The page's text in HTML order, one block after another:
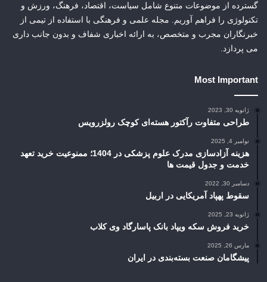
گسترده از موضوعات متنوع شامل سیاست، اقتصاد، فرهنگ، ورزش و
تکنولوژی را فراهم آوریم. مجله علمی و فرهنگی با استفاده از تیمی از
خبرنگاران مجرب و متخصص، به ارائه اخباری شفاف و بدون جانب داری
می پردازد.
Most Important
ژانویه 30, 2023
طراحی متفاوت رآکتور هسته‌ای کوچک رولزرویس
نوامبر 4, 2025
هزینه آزادسازی مدرک علوم پزشکی در 1404؛ ممنوعیت خرید تعهد
خدمت و جدول قیمت ها
دسامبر 30, 2022
سقوط پهپاد آمریکایی در اربیل
ژانویه 23, 2025
خرید فروش سکه ویپاد بانک پاسارگاد وی کلاب
مارس 26, 2025
پیشگامان صنعت بسته‌بندی در ایران